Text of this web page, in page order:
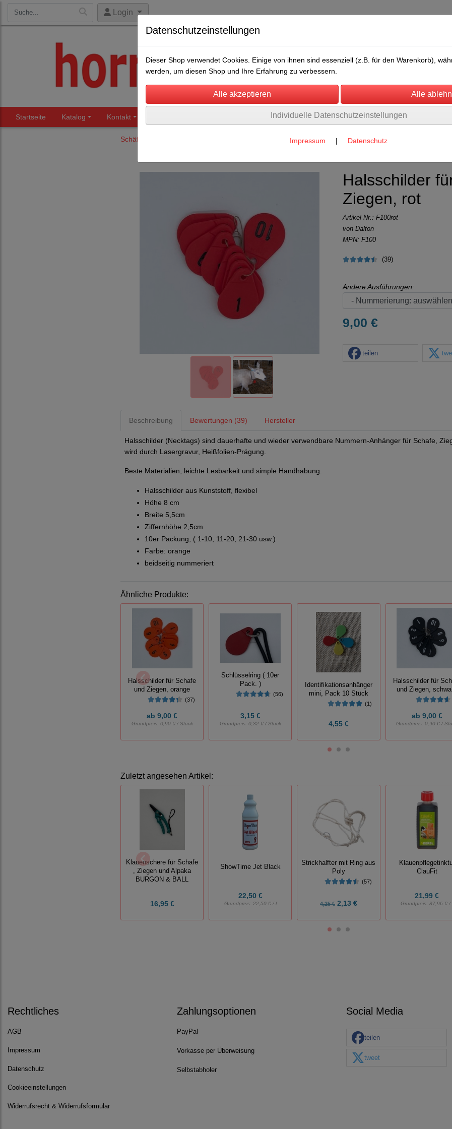
Login
Startseite Katalog Kontakt Über uns Umwelt Rechtliches
Schäfereibedarf
Halsschilder
Ziegen, rot
Artikel-Nr.: F100rot
von Dalton
MPN: F100
(39)
Andere Ausführungen:
9,00 €
teilen
Beschreibung Bewertungen (39) Hersteller
Halsschilder (Necktags) sind dauerhafte und wieder verwendbare Nummern-Anhänger für Schafe,
wird durch Lasergravur, Heißfolien-Prägung.
Beste Materialien, leichte Lesbarkeit und simple Handhabung.
Halsschilder aus Kunststoff, flexibel
Höhe 8 cm
Breite 5,5cm
Ziffernhöhe 2,5cm
10er Packung, ( 1-10, 11-20, 21-30 usw.)
Farbe: orange
beidseitig nummeriert
Ähnliche Produkte:
Halsschilder für Schafe
und Ziegen, orange
(37)
ab 9,00 €
Grundpreis: 0,90 € / Stück
Schlüsselring ( 10er
Pack. )
(56)
3,15 €
Grundpreis: 0,32 € / Stück
Identifikationsanhänger
mini, Pack 10 Stück
(1)
4,55 €
Halsschilder für
und Ziegen,
ab 9,00 €
Grundpreis:0,90 € /
Zuletzt angesehen Artikel:
Klauenschere für Schafe
, Ziegen und Alpaka
BURGON & BALL
16,95 €
ShowTime Jet Black
22,50 €
Grundpreis: 22,50 € / l
Strickhalfter mit Ring aus
Poly
(57)
4,25 €2,13 €
ClauFit
21,99 €
Grundpreis:87,96 € /
Rechtliches
AGB
Impressum
Datenschutz
Cookieeinstellungen
Widerrufsrecht & Widerrufsformular
Zahlungsoptionen
PayPal
Vorkasse per Überweisung
Selbstabholer
Social Media
teilen
tweet
Datenschutzeinstellungen
Dieser Shop verwendet Cookies. Einige von ihnen sind essenziell (z.B. für den Warenkorb),
werden, um diesen Shop und Ihre Erfahrung zu verbessern.
Individuelle Datenschutzeinstellungen
Impressum | Datenschutz